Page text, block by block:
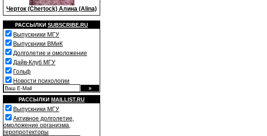
Черток (Chertock) Алина (Alina)
РАССЫЛКИ SUBSCRIBE.RU
Выпускники МГУ
Выпускники ВМиК
Долголетие и омоложение
Дайв-Клуб МГУ
Гольф
Новости психологии
РАССЫЛКИ MAILLIST.RU
Выпускники МГУ
Активное долголетие,
омоложение организма,
геропротекторы